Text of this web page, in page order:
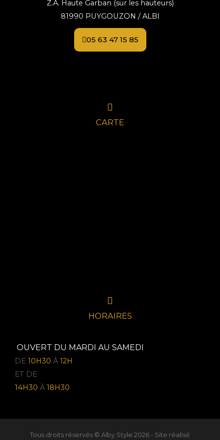
Z.A. Haute Garban (sur les hauteurs)
81990 PUYGOUZON / ALBI
05 63 47 15 85
CARTE
HORAIRES
OUVERT DU MARDI AU SAMEDI
DE 10H30 À 12H
ET DE
14H30 À 18H30
Tous droits réservés © Alby Style 2026 - Site réalisé